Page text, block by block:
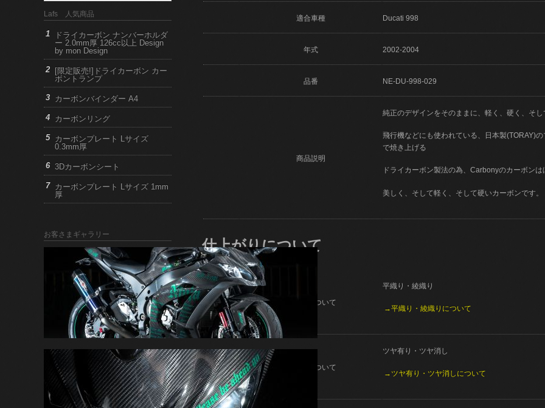
適合車種 Ducati 998
年式 2002-2004
品番 NE-DU-998-029
商品説明
純正のデザインをそのままに、軽く、硬く、そ
飛行機などにも使われている、日本製(TORAY)
で焼き上げる
ドライカーボン製法の為、Carbonyのカーボン
美しく、そして軽く、そして硬いカーボンです。
仕上がりについて
織り方について
平織り・綾織り
→平織り・綾織りについて
仕上げについて
ツヤ有り・ツヤ消し
→ツヤ有り・ツヤ消しについて
Lafs 人気商品
ドライカーボン ナンバーホルダ
ー 2.0mm厚 126cc以上 Design
by mon Design
[限定販売!]ドライカーボン カー
ボントランプ
カーボンバインダー A4
カーボンリング
カーボンプレート Lサイズ
0.3mm厚
3Dカーボンシート
カーボンプレート Lサイズ 1mm
厚
お客さまギャラリー